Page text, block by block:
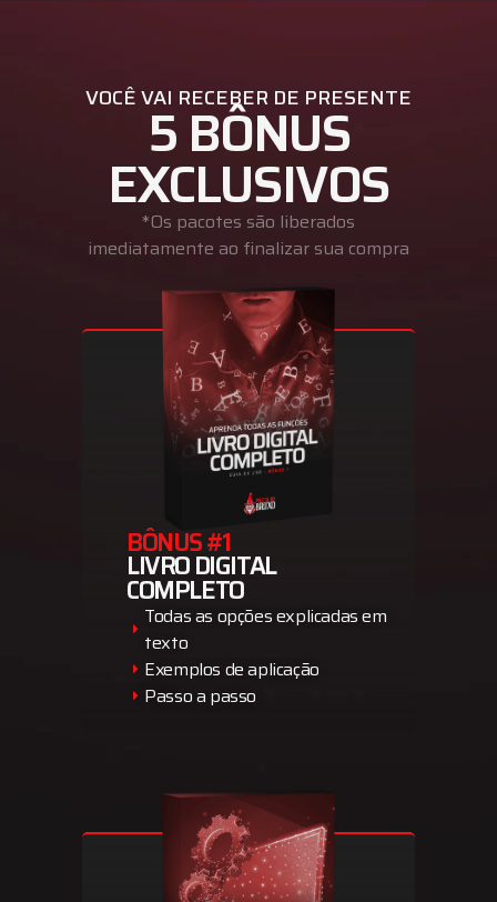
VOCÊ VAI RECEBER DE PRESENTE
5 BÔNUS
EXCLUSIVOS
*Os pacotes são liberados
imediatamente ao finalizar sua compra
BÔNUS #1
LIVRO DIGITAL
COMPLETO
Todas as opções explicadas em
texto
Exemplos de aplicação
Passo a passo